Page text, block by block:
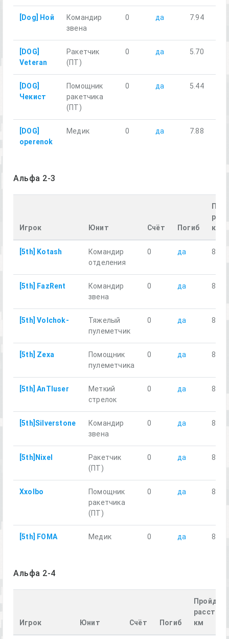
[Dog] Ной
Командир
звена
0 да 7.94
[DOG]
Veteran
Ракетчик
(ПТ)
0 да 5.70
[DOG]
Чекист
Помощник
ракетчика
(ПТ)
0 да 5.44
[DOG]
operenok
Медик 0 да 7.88
Альфа 2-3
Игрок Юнит Счёт Погиб
км
[5th] Kotash
Командир
отделения
0 да 8.05
[5th] FazRent
Командир
звена
0 да 8.11
[5th] Volchok-
Тяжелый
пулеметчик
0 да 8.18
[5th] Zexa
Помощник
пулеметчика
0 да 8.03
[5th] AnTIuser
Меткий
стрелок
0 да 8.10
[5th]Silverstone
Командир
звена
0 да 8.03
[5th]Nixel
Ракетчик
(ПТ)
0 да 8.10
Xxolbo
Помощник
ракетчика
(ПТ)
0 да 8.09
[5th] FOMA Медик 0 да 8.13
Альфа 2-4
Игрок Юнит Счёт Погиб
км